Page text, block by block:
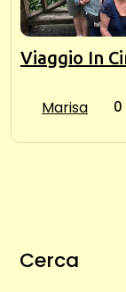
Viaggio In
Marisa
Cerca